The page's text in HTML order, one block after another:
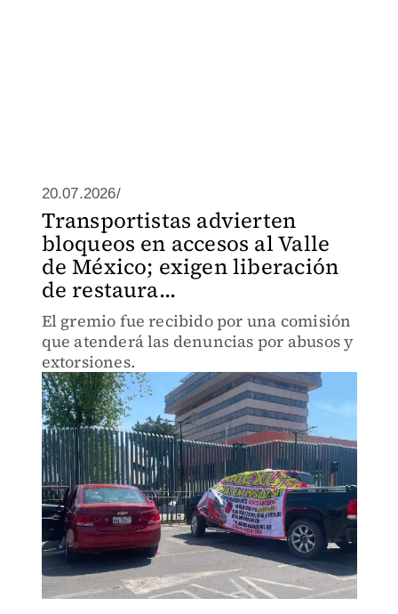
20.07.2026/
Transportistas advierten
bloqueos en accesos al Valle
de México; exigen liberación
de restaura...
El gremio fue recibido por una comisión
que atenderá las denuncias por abusos y
extorsiones.